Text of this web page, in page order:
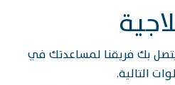
بك فريقنا لمساعدتك في
التالية.